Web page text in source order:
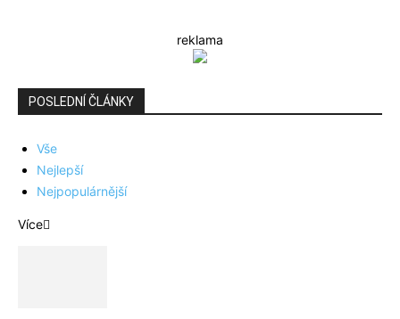
reklama
POSLEDNÍ ČLÁNKY
Vše
Nejlepší
Nejpopulárnější
Více